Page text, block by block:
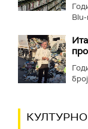
Blu-
КУЛТУРНО